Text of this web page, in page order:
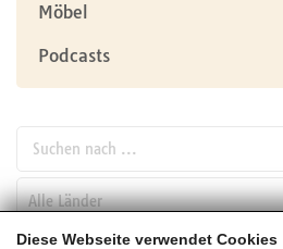
Diese Webseite verwendet Cookies
Möbel
Podcasts